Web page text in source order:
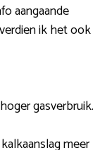
aangaande
ik het ook
gasverbruik.
meer